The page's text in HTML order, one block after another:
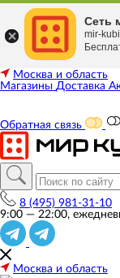
Москва и область
Магазины Доставка
Обратная связь
8 (495) 981-31-10
9:00 — 22:00,
Москва и область
Сеть
mir-